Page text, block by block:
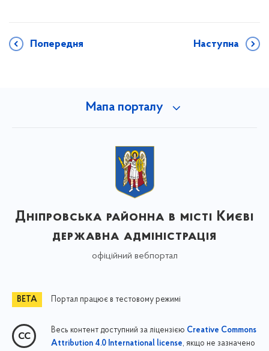
Попередня Наступна
Мапа порталу
Дніпровська районна в місті Києві
державна адміністрація
офіційний вебпортал
Портал працює в тестовому режимі
Весь контент доступний за ліцензією Creative Commons
Attribution 4.0 International license, якщо не зазначено